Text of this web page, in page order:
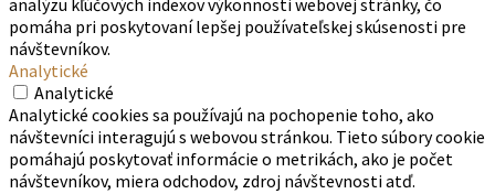
analýzu kľúčových indexov výkonnosti webovej stránky, čo
pomáha pri poskytovaní lepšej používateľskej skúsenosti pre
návštevníkov.
Analytické
Analytické
Analytické cookies sa používajú na pochopenie toho, ako
návštevníci interagujú s webovou stránkou. Tieto súbory cookie
pomáhajú poskytovať informácie o metrikách, ako je počet
návštevníkov, miera odchodov, zdroj návštevnosti atď.